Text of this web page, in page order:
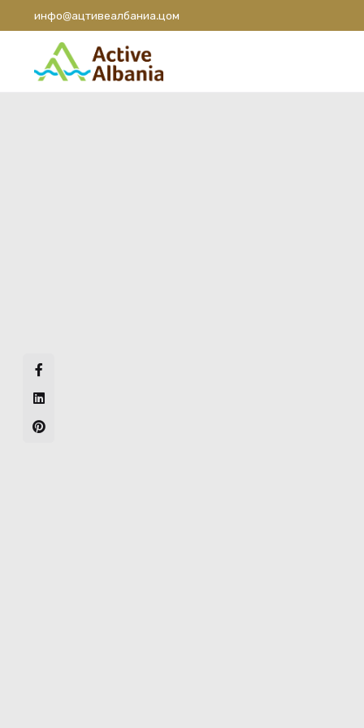
инфо@ацтивеалбаниа.цом